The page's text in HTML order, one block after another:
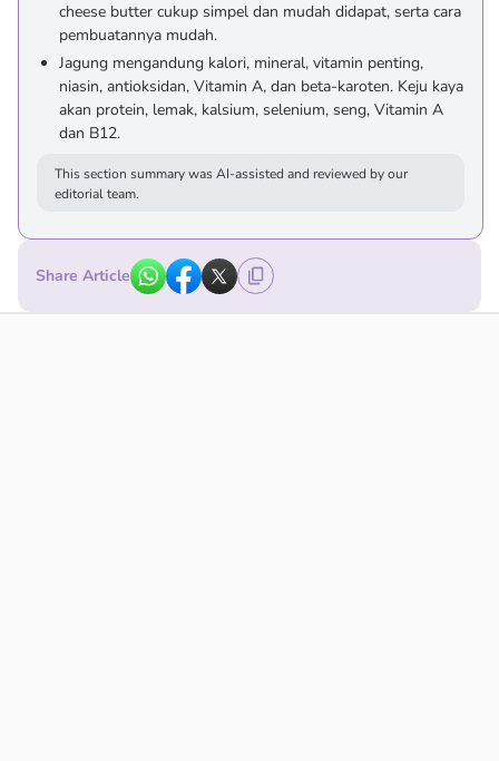
cheese butter cukup simpel dan mudah didapat, serta cara
pembuatannya mudah.
Jagung mengandung kalori, mineral, vitamin penting,
niasin, antioksidan, Vitamin A, dan beta-karoten. Keju kaya
akan protein, lemak, kalsium, selenium, seng, Vitamin A
dan B12.
This section summary was AI-assisted and reviewed by our
editorial team.
Share Article